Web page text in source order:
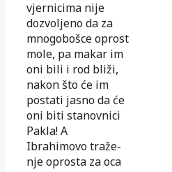
vjer­nicima nije
dozvoljeno da za
mnogobošce oprost
mole, pa makar im
oni bili i rod bliži,
nakon što će im
postati jasno da će
oni biti stanovnici
Pakla! A
Ibrahimovo tra­že­
nje oprosta za oca